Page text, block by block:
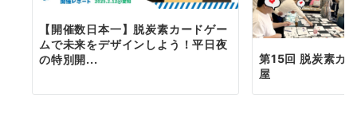
【開催数日本一】脱炭素カードゲー
ムで未来をデザインしよう！平日夜
の特別開...
第15回 脱炭素カ
屋